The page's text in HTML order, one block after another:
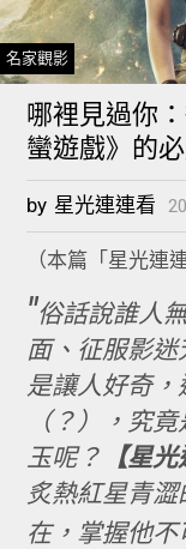
名家觀影
哪裡見過你
蠻遊戲》的
by 星光連連看
（本篇「星光連
俗話說誰人
面、征服影
是讓人好奇
（？），究
玉呢？ 【星
炙熱紅星青
在，掌握他不